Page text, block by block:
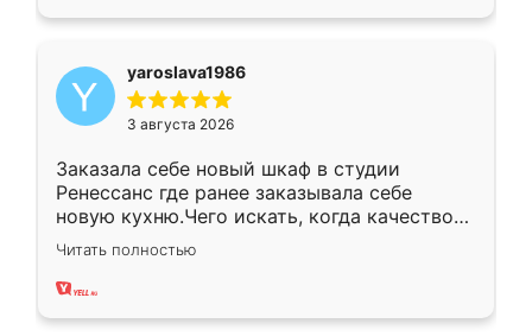
yaroslava1986
3 августа 2026
Заказала себе новый шкаф в студии
Ренессанс где ранее заказывала себе
новую кухню.Чего искать, когда качеством
вполне довольна. Служит кухня уже почти
два года, нареканий нет.
Читать полностью